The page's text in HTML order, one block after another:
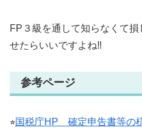
FP３級を通して知らなくて
せたらいいですよね‼︎
参考ページ
⭐︎国税庁HP 確定申告書等の